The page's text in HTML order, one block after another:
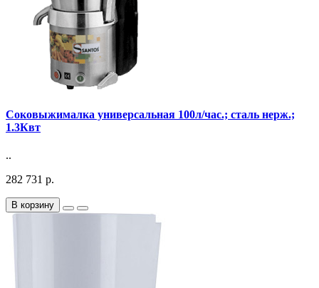
Соковыжималка универсальная 100л/час.; сталь нерж.;
1.3Квт
..
282 731 р.
В корзину